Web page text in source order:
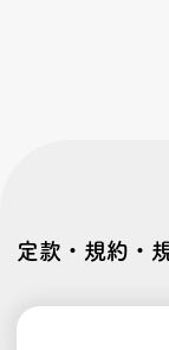
定款・規約・